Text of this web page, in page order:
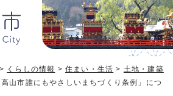
> くらしの情報 >住まい・生活 > 土地・建築
山市誰にもやさしいまちづくり条例」につ